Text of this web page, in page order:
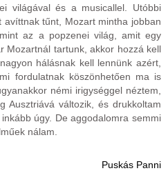
világával és a musicallel. Utóbbi
avíttnak tűnt, Mozart mintha jobban
az a popzenei világ, amit egy
Mozartnál tartunk, akkor hozzá kell
hálásnak kell lennünk azért,
fordulatnak köszönhetően ma is
némi irigységgel néztem,
Ausztriává változik, és drukkoltam
úgy. De aggodalomra semmi
nálam.
Puskás Panni